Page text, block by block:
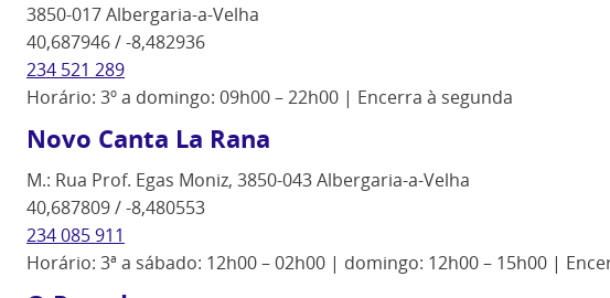
3850-017 Albergaria-a-Velha
40,687946 / -8,482936
234 521 289
Horário: 3º a domingo: 09h00 – 22h00 | Encerra à segunda
Novo Canta La Rana
M.: Rua Prof. Egas Moniz, 3850-043 Albergaria-a-Velha
40,687809 / -8,480553
234 085 911
Horário: 3ª a sábado: 12h00 – 02h00 | domingo: 12h00 – 15h00 |